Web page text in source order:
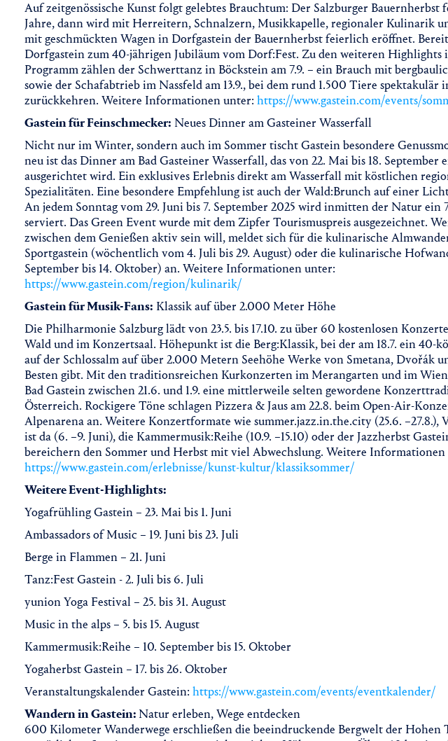
Auf zeitgenössische Kunst folgt gelebtes Brauchtum: Der Salzburger Bauernherbst
Jahre, dann wird mit Herreitern, Schnalzern, Musikkapelle, regionaler Kulinarik
mit geschmückten Wagen in Dorfgastein der Bauernherbst feierlich eröffnet.
Dorfgastein zum 40-jährigen Jubiläum vom Dorf:Fest. Zu den weiteren Highlights
Programm zählen der Schwerttanz in Böckstein am 7.9. – ein Brauch mit
sowie der Schafabtrieb im Nassfeld am 13.9., bei dem rund 1.500 Tiere spektakulär
zurückkehren. Weitere Informationen unter: https://www.gastein.com/events/
Gastein für Feinschmecker: Neues Dinner am Gasteiner Wasserfall
Nicht nur im Winter, sondern auch im Sommer tischt Gastein besondere
neu ist das Dinner am Bad Gasteiner Wasserfall, das von 22. Mai bis 18.
ausgerichtet wird. Ein exklusives Erlebnis direkt am Wasserfall mit köstlichen
Spezialitäten. Eine besondere Empfehlung ist auch der Wald:Brunch auf einer
An jedem Sonntag vom 29. Juni bis 7. September 2025 wird inmitten der Natur ein
serviert. Das Green Event wurde mit dem Zipfer Tourismuspreis ausgezeichnet.
zwischen dem Genießen aktiv sein will, meldet sich für die kulinarische
Sportgastein (wöchentlich vom 4. Juli bis 29. August) oder die kulinarische
September bis 14. Oktober) an. Weitere Informationen unter:
https://www.gastein.com/region/kulinarik/
Gastein für Musik-Fans: Klassik auf über 2.000 Meter Höhe
Die Philharmonie Salzburg lädt von 23.5. bis 17.10. zu über 60 kostenlosen
Wald und im Konzertsaal. Höhepunkt ist die Berg:Klassik, bei der am 18.7. ein 40-
auf der Schlossalm auf über 2.000 Metern Seehöhe Werke von Smetana, Dvořák
Besten gibt. Mit den traditionsreichen Kurkonzerten im Merangarten und im
Bad Gastein zwischen 21.6. und 1.9. eine mittlerweile selten gewordene
Österreich. Rockigere Töne schlagen Pizzera & Jaus am 22.8. beim Open-Air-
Alpenarena an. Weitere Konzertformate wie summer.jazz.in.the.city (25.6. –27.8.),
ist da (6. –9. Juni), die Kammermusik:Reihe (10.9. –15.10) oder der Jazzherbst
bereichern den Sommer und Herbst mit viel Abwechslung. Weitere Informationen
https://www.gastein.com/erlebnisse/kunst-kultur/klassiksommer/
Weitere Event-Highlights:
Yogafrühling Gastein – 23. Mai bis 1. Juni
Ambassadors of Music – 19. Juni bis 23. Juli
Berge in Flammen – 21. Juni
Tanz:Fest Gastein - 2. Juli bis 6. Juli
yunion Yoga Festival – 25. bis 31. August
Music in the alps – 5. bis 15. August
Kammermusik:Reihe – 10. September bis 15. Oktober
Yogaherbst Gastein – 17. bis 26. Oktober
Veranstaltungskalender Gastein: https://www.gastein.com/events/eventkalender/
Wandern in Gastein: Natur erleben, Wege entdecken
600 Kilometer Wanderwege erschließen die beeindruckende Bergwelt der Hohen